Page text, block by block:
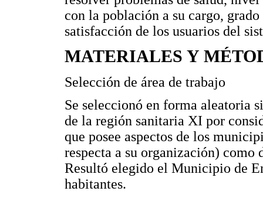
con la población a su cargo,
satisfacción de los usuarios del
MATERIALES Y
Selección de área de trabajo
Se seleccionó en forma aleatoria
de la región sanitaria XI por
que posee aspectos de los
respecta a su organización) como
Resultó elegido el Municipio de
habitantes.